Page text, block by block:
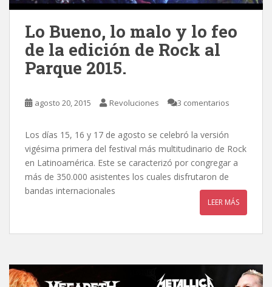
Lo Bueno, lo malo y lo feo
de la edición de Rock al
Parque 2015.
agosto 20, 2015 Revoluciones 3 comentarios
Los días 15, 16 y 17 de agosto se celebró la versión
vigésima primera del festival más multitudinario de Rock
en Latinoamérica. Este se caracterizó por congregar a
más de 350.000 asistentes los cuales disfrutaron de
bandas internacionales
LEER MÁS